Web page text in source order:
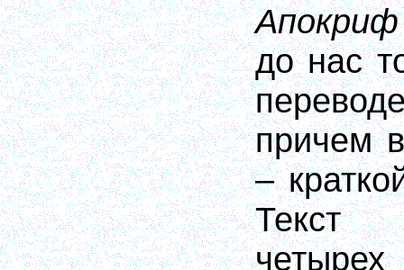
до нас
причем
–
Текст
четырех